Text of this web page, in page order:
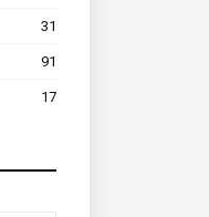
31
91
17